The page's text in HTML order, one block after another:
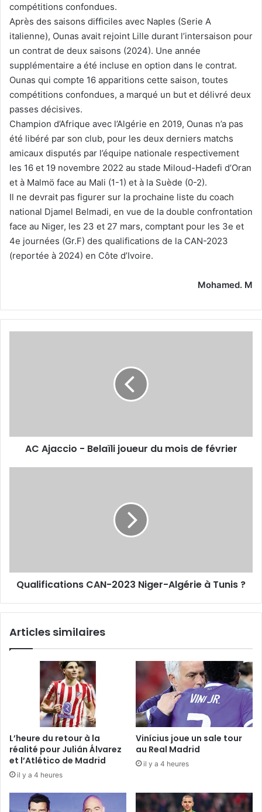
compétitions confondues.
Après des saisons difficiles avec Naples (Serie A
italienne), Ounas avait rejoint Lille durant l’intersaison pour
un contrat de deux saisons (2024). Une année
supplémentaire a été incluse en option dans le contrat.
Ounas qui compte 16 apparitions cette saison, toutes
compétitions confondues, a marqué un but et délivré deux
passes décisives.
Champion d’Afrique avec l’Algérie en 2019, Ounas n’a pas
été libéré par son club, pour les deux derniers matchs
amicaux disputés par l’équipe nationale respectivement
les 16 et 19 novembre 2022 au stade Miloud-Hadefi d’Oran
et à Malmö face au Mali (1-1) et à la Suède (0-2).
Il ne devrait pas figurer sur la prochaine liste du coach
national Djamel Belmadi, en vue de la double confrontation
face au Niger, les 23 et 27 mars, comptant pour les 3e et
4e journées (Gr.F) des qualifications de la CAN-2023
(reportée à 2024) en Côte d’Ivoire.
Mohamed. M
février
AC Ajaccio - Belaïli joueur du mois de février
Qualifications CAN-2023 Niger-Algérie à Tunis ?
Articles similaires
L’heure du retour à la
réalité pour Julián Álvarez
et l’Atlético de Madrid
il y a 4 heures
Vinícius joue un sale tour
au Real Madrid
il y a 4 heures